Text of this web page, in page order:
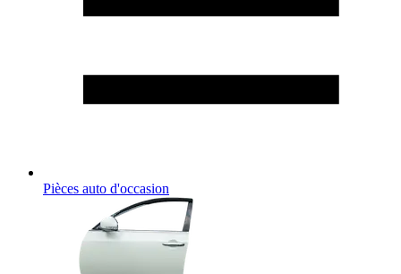
Pièces auto d'occasion